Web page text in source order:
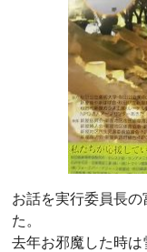
お話を実行委員長
た。
去年お邪魔した時